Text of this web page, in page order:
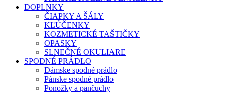
DOPLNKY
ČIAPKY A ŠÁLY
KĽÚČENKY
KOZMETICKÉ TAŠTIČKY
OPASKY
SLNEČNÉ OKULIARE
SPODNÉ PRÁDLO
Dámske spodné prádlo
Pánske spodné prádlo
Ponožky a pančuchy